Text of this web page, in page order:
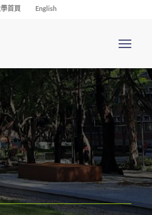
首頁 English